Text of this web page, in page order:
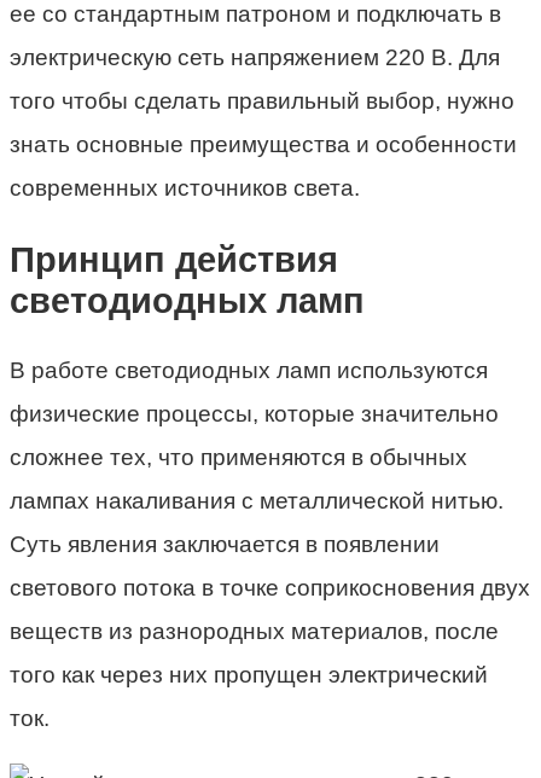
ее со стандартным патроном и подключать в
электрическую сеть напряжением 220 В. Для
того чтобы сделать правильный выбор, нужно
знать основные преимущества и особенности
современных источников света.
Принцип действия
светодиодных ламп
В работе светодиодных ламп используются
физические процессы, которые значительно
сложнее тех, что применяются в обычных
лампах накаливания с металлической нитью.
Суть явления заключается в появлении
светового потока в точке соприкосновения двух
веществ из разнородных материалов, после
того как через них пропущен электрический
ток.